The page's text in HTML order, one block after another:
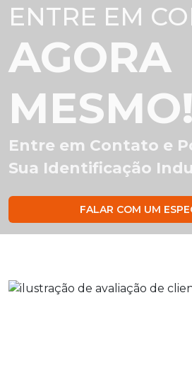
ENTRE EM
AGORA
MESMO!
Entre em Contato e
Sua Identificação
FALAR COM UM